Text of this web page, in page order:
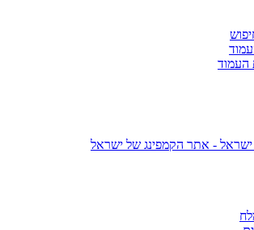
העמוד
ישראל - אתר הקמפינג של ישראל